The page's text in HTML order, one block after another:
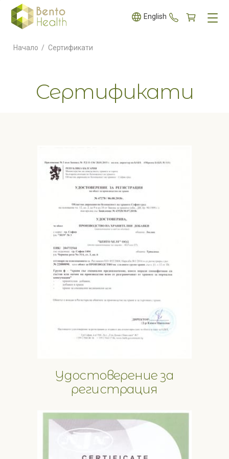
English +359 887
Начало / Сертификати
Сертификати
Удостоверение за
регистрация